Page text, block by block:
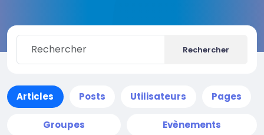
Rechercher
Articles Posts Utilisateurs Pages
Groupes Evènements